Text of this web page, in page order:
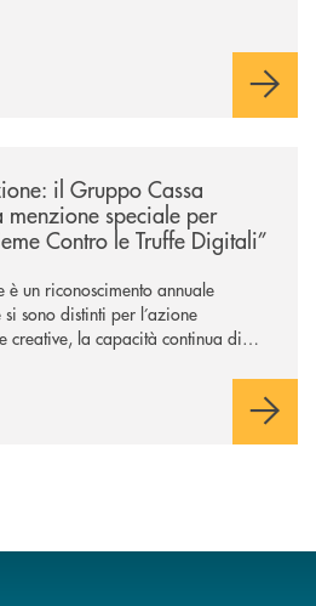
il Gruppo Cassa
menzione speciale per
Contro le Truffe Digitali”
è un riconoscimento annuale
sono distinti per l’azione
creative, la capacità continua di
crescente velocità e complessità